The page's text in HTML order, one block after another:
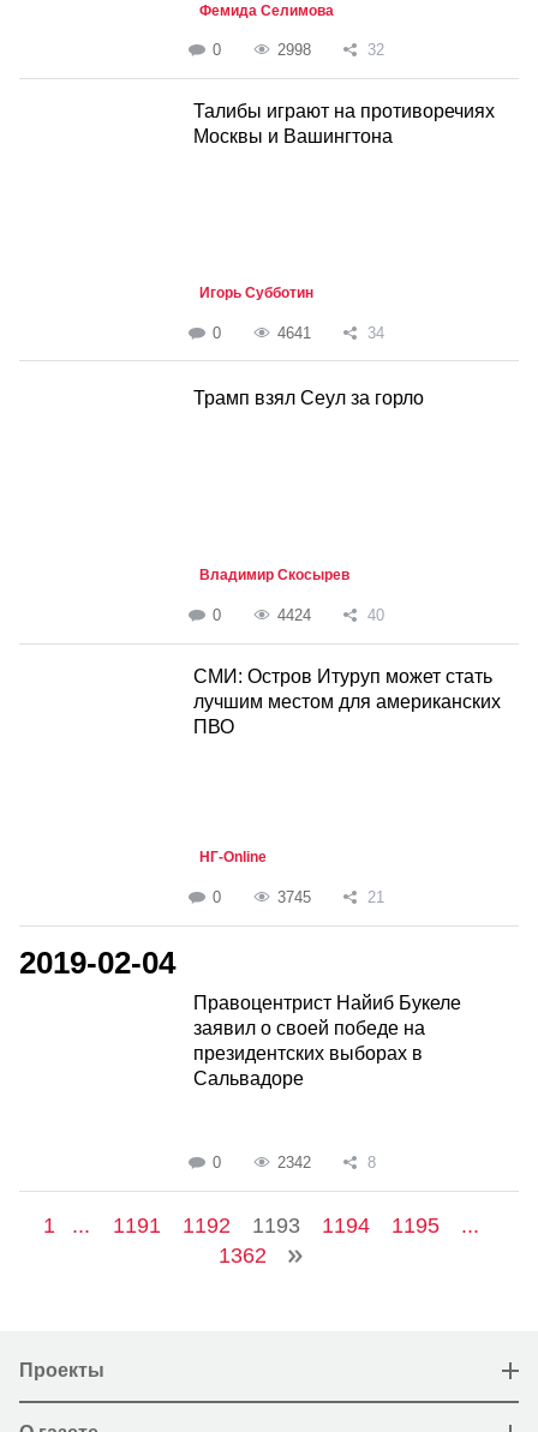
Фемида Селимова
0 2998 32
Талибы играют на противоречиях
Москвы и Вашингтона
Игорь Субботин
0 4641 34
Трамп взял Сеул за горло
Владимир Скосырев
0 4424 40
СМИ: Остров Итуруп может стать
лучшим местом для американских
ПВО
НГ-Online
0 3745 21
2019-02-04
Правоцентрист Найиб Букеле
заявил о своей победе на
президентских выборах в
Сальвадоре
0 2342 8
1 ... 1191 1192 1193 1194 1195
...
1362
Проекты